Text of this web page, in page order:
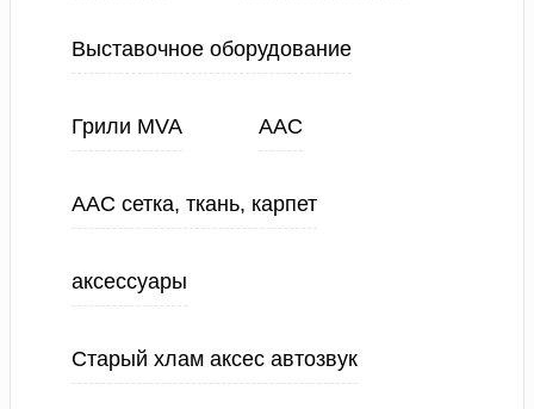
Выставочное оборудование
Грили MVA ААС
ААС сетка, ткань, карпет
аксессуары
Старый хлам аксес автозвук